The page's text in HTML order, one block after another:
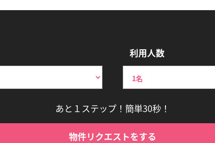
利用人数
あと１ステップ！簡単30秒！
物件リクエストをする